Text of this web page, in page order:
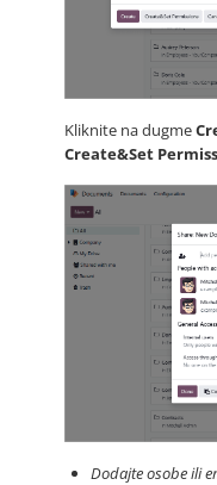
Kliknite na dugme
Create&Set
Dodajte osobe ili